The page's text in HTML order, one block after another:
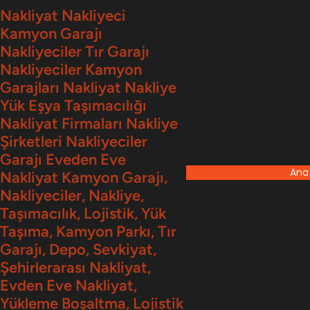
İçeriğe
geç
Nakliyat Nakliyeci
Kamyon Garajı
Nakliyeciler Tır Garajı
Nakliyeciler Kamyon
Garajları Nakliyat Nakliye
Yük Eşya Taşımacılığı
Nakliyat Firmaları Nakliye
Şirketleri Nakliyeciler
Garajı Eveden Eve
Nakliyat Kamyon Garajı,
Nakliyeciler, Nakliye,
Taşımacılık, Lojistik, Yük
Taşıma, Kamyon Parkı, Tır
Garajı, Depo, Sevkiyat,
Şehirlerarası Nakliyat,
Evden Eve Nakliyat,
Yükleme Boşaltma, Lojistik